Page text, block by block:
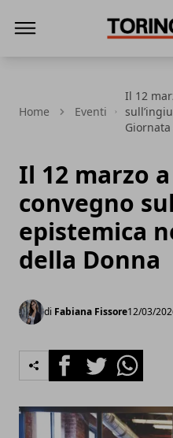
Home Eventi
Il 12
Il 12 marzo
convegno
epistemica
della Donna
di Fabiana Fissore12/03/
FacebookTwitterWhatsapp